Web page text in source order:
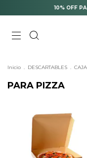
10% OFF
Inicio . DESCARTABLES .
PARA PIZZA